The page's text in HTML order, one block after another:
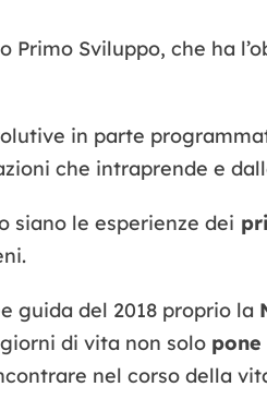
Sviluppo, che ha
in parte
che intraprende e
siano le esperienze dei
guida del 2018 proprio la
di vita non solo
nel corso della